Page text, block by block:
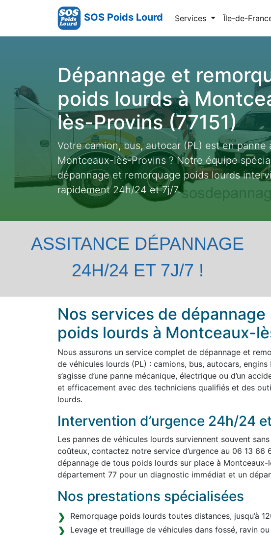
SOS Poids Lourd Services Île-de-
Dépannage et
poids lourds à
lès-Provins (77151)
Votre camion, bus, autocar (PL) est en panne
Montceaux-lès-Provins ? Notre équipe
dépannage et remorquage poids lourds
rapidement 24h/24 et 7j/7.
ASSITANCE DÉPANNAGE
24H/24 ET 7J/7 !
Nos services de dépannage
poids lourds à Montceaux-
Nous assurons un service complet de dépannage et
de véhicules lourds (PL) : camions, bus, autocars, engins
s’agisse d’une panne mécanique, électrique ou d’un
et efficacement avec des techniciens qualifiés et des
lourds.
Intervention d’urgence 24h/24
Les pannes de véhicules lourds surviennent souvent
coûteux, contactez notre service d’urgence au 06 13 66
dépannage de tous poids lourds sur place à
département 77 pour un diagnostic immédiat et un
Nos prestations spécialisées
Remorquage poids lourds toutes distances, jusqu’à
Levage et treuillage de véhicules dans fossé, ravin ou